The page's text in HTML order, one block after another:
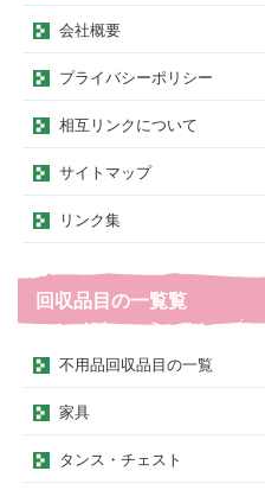
会社概要
プライバシーポリシー
相互リンクについて
サイトマップ
リンク集
回収品目の一覧覧
不用品回収品目の一覧
家具
タンス・チェスト